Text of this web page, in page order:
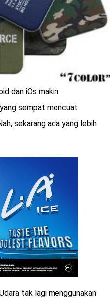
dan iOs makin
sempat mencuat
sekarang ada yang lebih
tak lagi menggunakan